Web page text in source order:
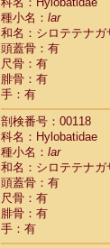
種小名： lar
和名：シロテテナガ
頭蓋骨：有
尺骨：有
腓骨：有
手：有
剖検番号：00118
科名：Hylobatidae
種小名： lar
和名：シロテテナガ
頭蓋骨：有
尺骨：有
腓骨：有
手：有